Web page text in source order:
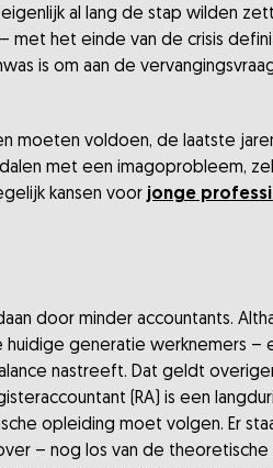
al lang de stap wilden
met het einde van de crisis
is om aan de
moeten voldoen, de laatste
met een imagoprobleem,
kansen voor jonge
door minder accountants.
generatie werknemers –
nastreeft. Dat geldt
(RA) is een
opleiding moet volgen. Er
– nog los van de